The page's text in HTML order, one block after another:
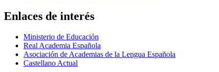
Enlaces de interés
Ministerio de Educación
Real Academia Española
Asociación de Academias de la Lengua Española
Castellano Actual